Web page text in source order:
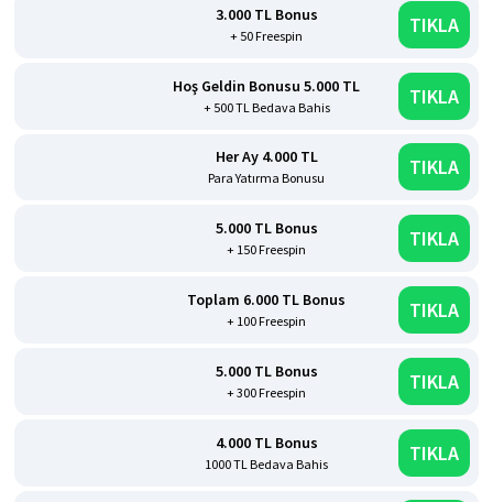
3.000 TL Bonus
+ 50 Freespin TIKLA
Hoş Geldin Bonusu 5.000 TL
+ 500 TL Bedava Bahis TIKLA
Her Ay 4.000 TL
Para Yatırma Bonusu TIKLA
5.000 TL Bonus
+ 150 Freespin TIKLA
Toplam 6.000 TL Bonus
+ 100 Freespin TIKLA
5.000 TL Bonus
+ 300 Freespin TIKLA
4.000 TL Bonus
1000 TL Bedava Bahis TIKLA